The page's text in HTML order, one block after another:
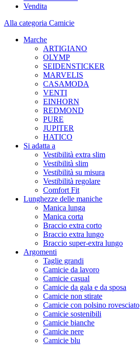
Vendita
Alla categoria Camicie
Marche
ARTIGIANO
OLYMP
SEIDENSTICKER
MARVELIS
CASAMODA
VENTI
EINHORN
REDMOND
PURE
JUPITER
HATICO
Si adatta a
Vestibilità extra slim
Vestibilità slim
Vestibilità su misura
Vestibilità regolare
Comfort Fit
Lunghezze delle maniche
Manica lunga
Manica corta
Braccio extra corto
Braccio extra lungo
Braccio super-extra lungo
Argomenti
Taglie grandi
Camicie da lavoro
Camicie casual
Camicie da gala e da sposa
Camicie non stirate
Camicie con polsino rovesciato
Camicie sostenibili
Camicie bianche
Camicie nere
Camicie blu